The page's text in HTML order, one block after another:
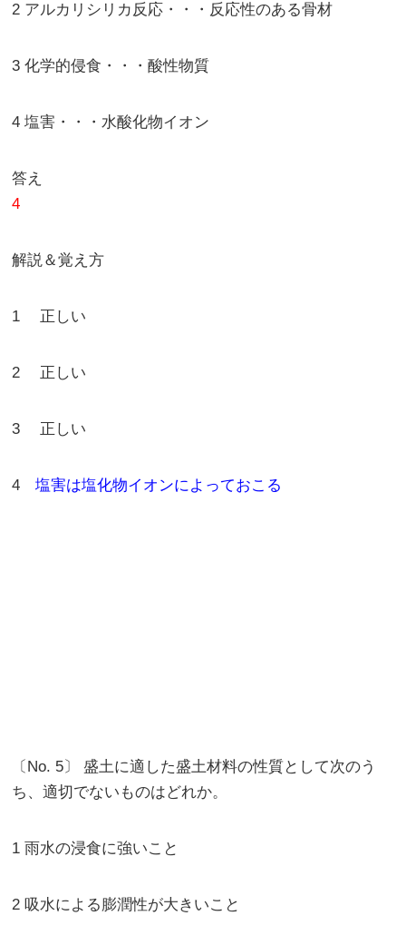
2 アルカリシリカ反応・・・反応性のある骨材
3 化学的侵食・・・酸性物質
4 塩害・・・水酸化物イオン
答え
4
解説＆覚え方
1 正しい
2 正しい
3 正しい
4塩害は塩化物イオンによっておこる
〔No. 5〕 盛土に適した盛土材料の性質として次のう
ち、適切でないものはどれか。
1 雨水の浸食に強いこと
2 吸水による膨潤性が大きいこと